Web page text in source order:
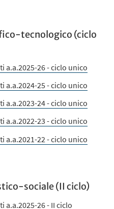
tecnologico (ciclo
a.a.2025-26 - ciclo unico
a.a.2024-25 - ciclo unico
a.a.2023-24 - ciclo unico
a.a.2022-23 - ciclo unico
a.a.2021-22 - ciclo unico
sociale (II ciclo)
26 - II ciclo